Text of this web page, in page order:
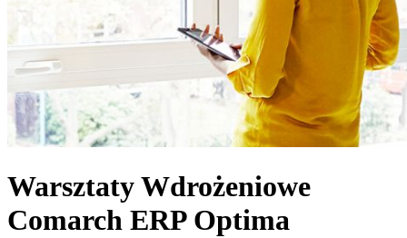
Warsztaty Wdrożeniowe
Comarch ERP Optima